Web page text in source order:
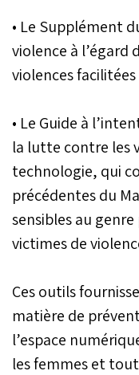
• Le Supplément
violence à l’égard
violences
• Le Guide à
la lutte contre les
technologie, qui
précédentes du
sensibles au
victimes de
Ces outils
matière de
l’espace
les femmes et